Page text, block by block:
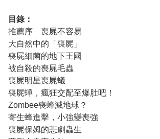
目錄：
推薦序 喪屍不容易
大自然中的「喪屍」
喪屍細菌的地下王國
被自殺的喪屍毛蟲
喪屍明星喪屍蟻
喪屍蟬，瘋狂交配至爆肚吧！
Zombee喪蜂滅地球？
寄生蜂進擊，小強變喪強
喪屍保姆的悲劇蟲生